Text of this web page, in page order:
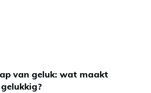
van geluk: wat maakt